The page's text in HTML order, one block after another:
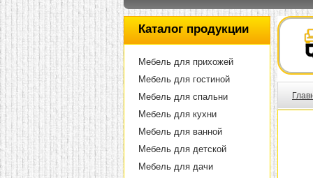
Каталог продукции
Мебель для прихожей
Мебель для гостиной
Мебель для спальни
Мебель для кухни
Мебель для ванной
Мебель для детской
Мебель для дачи